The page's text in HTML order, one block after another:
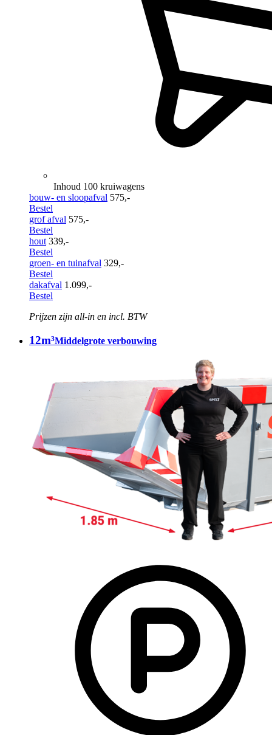
Inhoud 100 kruiwagens
bouw- en sloopafval 575,-
Bestel
grof afval 575,-
Bestel
hout 339,-
Bestel
groen- en tuinafval 329,-
Bestel
dakafval 1.099,-
Bestel
Prijzen zijn all-in en incl. BTW
12m³Middelgrote verbouwing